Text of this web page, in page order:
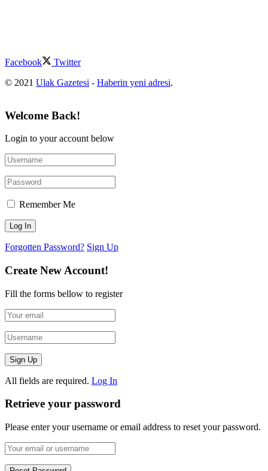
Facebook
Twitter
© 2021 Ulak Gazetesi - Haberin yeni adresi.
Welcome Back!
Login to your account below
Remember Me
Forgotten Password? Sign Up
Create New Account!
Fill the forms bellow to register
All fields are required. Log In
Retrieve your password
Please enter your username or email address to reset your password.